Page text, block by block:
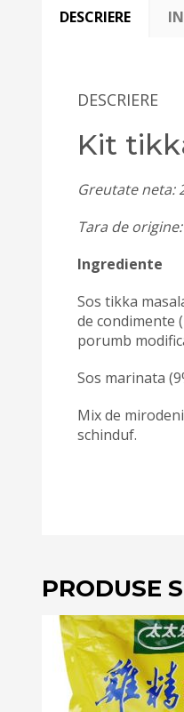
DESCRIERE
DESCRIERE
Kit
Greutate neta:
Tara de
Ingrediente
Sos tikka
de condimente
porumb
Sos marinata
Mix de
schinduf.
PRODUSE